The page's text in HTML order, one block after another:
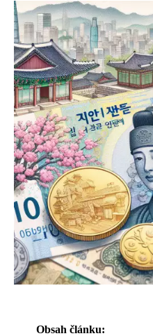
Obsah článku: